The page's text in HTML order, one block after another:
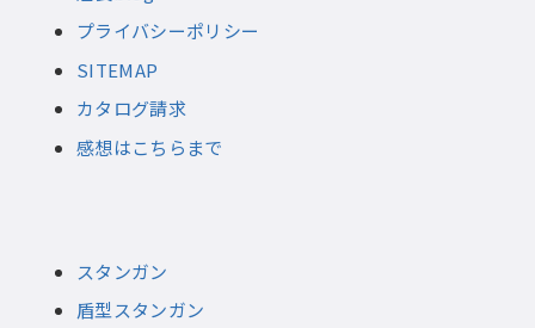
プライバシーポリシー
SITEMAP
カタログ請求
感想はこちらまで
スタンガン
盾型スタンガン